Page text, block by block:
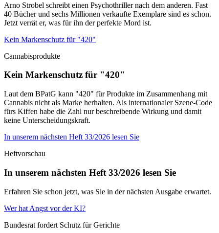
Arno Strobel schreibt einen Psychothriller nach dem anderen. Fast
40 Bücher und sechs Millionen verkaufte Exemplare sind es schon.
Jetzt verrät er, was für ihn der perfekte Mord ist.
Kein Markenschutz für "420"
Cannabisprodukte
Kein Markenschutz für "420"
Laut dem BPatG kann "420" für Produkte im Zusammenhang mit
Cannabis nicht als Marke herhalten. Als internationaler Szene-Code
fürs Kiffen habe die Zahl nur beschreibende Wirkung und damit
keine Unterscheidungskraft.
In unserem nächsten Heft 33/2026 lesen Sie
Heftvorschau
In unserem nächsten Heft 33/2026 lesen Sie
Erfahren Sie schon jetzt, was Sie in der nächsten Ausgabe erwartet.
Wer hat Angst vor der KI?
Bundesrat fordert Schutz für Gerichte